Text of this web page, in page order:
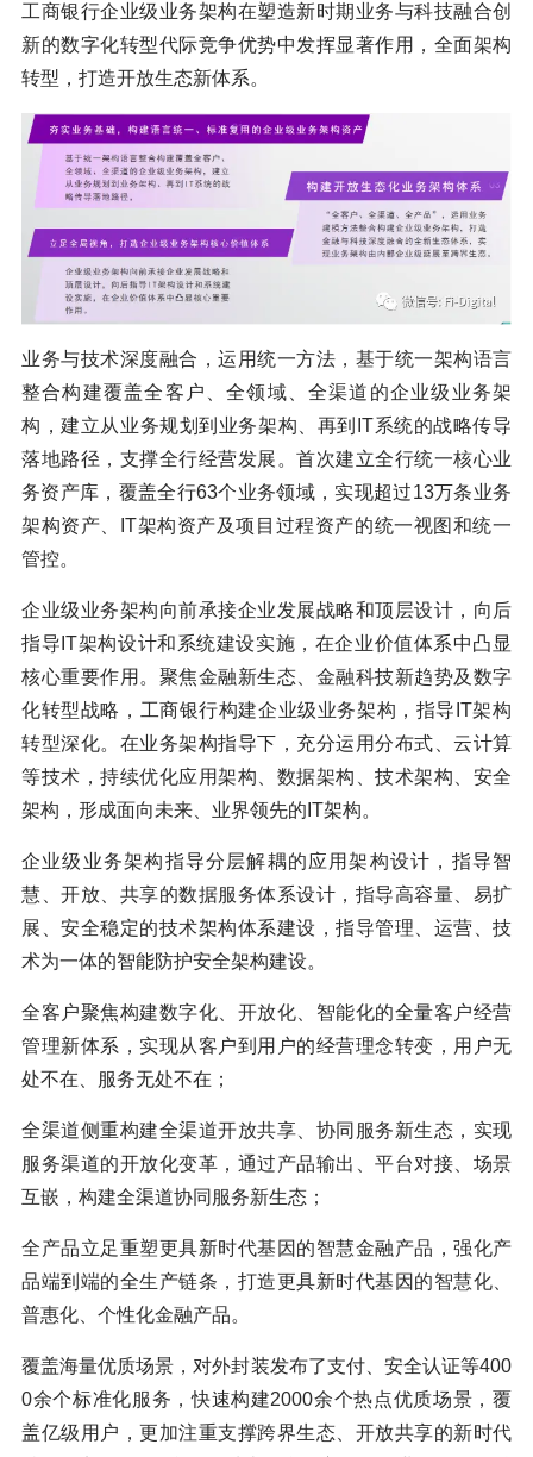
工商银行企业级业务架构在塑造新时期业务与科技融合创
新的数字化转型代际竞争优势中发挥显著作用，全面架构
转型，打造开放生态新体系。
业务与技术深度融合，运用统一方法，基于统一架构语言
整合构建覆盖全客户、全领域、全渠道的企业级业务架
构，建立从业务规划到业务架构、再到IT系统的战略传导
落地路径，支撑全行经营发展。首次建立全行统一核心业
务资产库，覆盖全行63个业务领域，实现超过13万条业务
架构资产、IT架构资产及项目过程资产的统一视图和统一
管控。
企业级业务架构向前承接企业发展战略和顶层设计，向后
指导IT架构设计和系统建设实施，在企业价值体系中凸显
核心重要作用。聚焦金融新生态、金融科技新趋势及数字
化转型战略，工商银行构建企业级业务架构，指导IT架构
转型深化。在业务架构指导下，充分运用分布式、云计算
等技术，持续优化应用架构、数据架构、技术架构、安全
架构，形成面向未来、业界领先的IT架构。
企业级业务架构指导分层解耦的应用架构设计，指导智
慧、开放、共享的数据服务体系设计，指导高容量、易扩
展、安全稳定的技术架构体系建设，指导管理、运营、技
术为一体的智能防护安全架构建设。
全客户聚焦构建数字化、开放化、智能化的全量客户经营
管理新体系，实现从客户到用户的经营理念转变，用户无
处不在、服务无处不在；
全渠道侧重构建全渠道开放共享、协同服务新生态，实现
服务渠道的开放化变革，通过产品输出、平台对接、场景
互嵌，构建全渠道协同服务新生态；
全产品立足重塑更具新时代基因的智慧金融产品，强化产
品端到端的全生产链条，打造更具新时代基因的智慧化、
普惠化、个性化金融产品。
覆盖海量优质场景，对外封装发布了支付、安全认证等400
0余个标准化服务，快速构建2000余个热点优质场景，覆
盖亿级用户，更加注重支撑跨界生态、开放共享的新时代